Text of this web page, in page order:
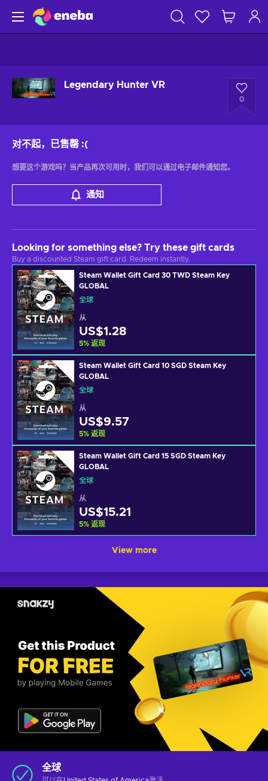
Legendary Hunter VR
0
对不起，已售罄 :(
想要这个游戏吗？当产品再次可用时，我们可以通过电子邮件通知您。
通知
Looking for something else? Try these gift cards
Buy a discounted Steam gift card. Redeem instantly.
Steam Wallet Gift Card 30 TWD Steam Key
GLOBAL
全球
从
US$1.28
5% 返现
Steam Wallet Gift Card 10 SGD Steam Key
GLOBAL
全球
从
US$9.57
5% 返现
Steam Wallet Gift Card 15 SGD Steam Key
GLOBAL
全球
从
US$15.21
5% 返现
View more
全球